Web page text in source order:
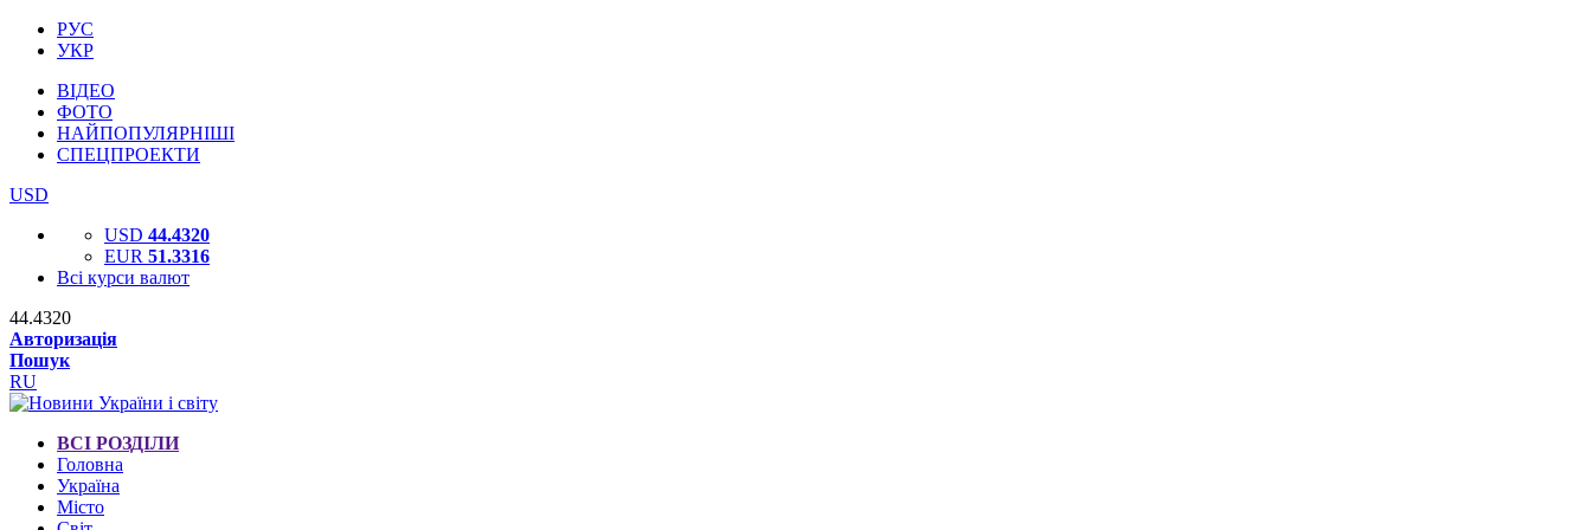
РУС
УКР
ВІДЕО
ФОТО
НАЙПОПУЛЯРНІШІ
СПЕЦПРОЕКТИ
USD
USD 44.4320
EUR 51.3316
Всі курси валют
44.4320
Авторизація
Пошук
RU
ВСІ РОЗДІЛИ
Головна
Україна
Місто